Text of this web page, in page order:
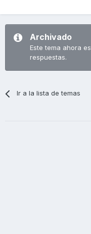
Archivado
Este tema ahora
respuestas.
Ir a la lista de temas